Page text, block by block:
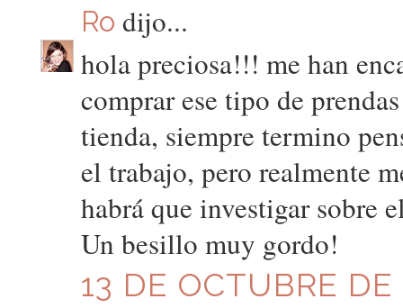
Ro dijo...
hola preciosa!!! me han
comprar ese tipo de
tienda, siempre termino
el trabajo, pero realmente
habrá que investigar sobre
Un besillo muy gordo!
13 DE OCTUBRE